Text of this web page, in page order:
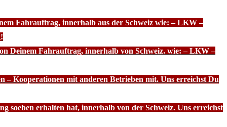
Fahrauftrag, innerhalb aus der Schweiz wie: – LKW –
Deinem Fahrauftrag, innerhalb von Schweiz. wie: – LKW –
– Kooperationen mit anderen Betrieben mit. Uns erreichst Du
soeben erhalten hat, innerhalb von der Schweiz. Uns erreichst